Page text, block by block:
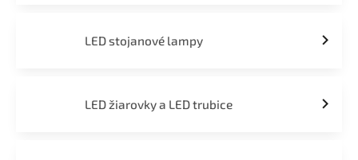
LED stojanové lampy
LED žiarovky a LED trubice